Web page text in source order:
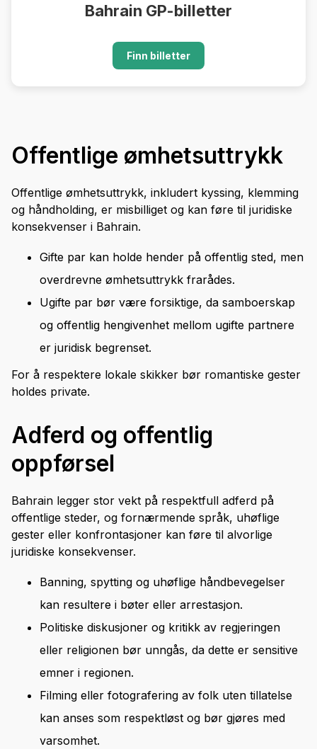
Bahrain GP-billetter
Finn billetter
Offentlige ømhetsuttrykk
Offentlige ømhetsuttrykk, inkludert kyssing, klemming
og håndholding, er misbilliget og kan føre til juridiske
konsekvenser i Bahrain.
Gifte par kan holde hender på offentlig sted, men
overdrevne ømhetsuttrykk frarådes.
Ugifte par bør være forsiktige, da samboerskap
og offentlig hengivenhet mellom ugifte partnere
er juridisk begrenset.
For å respektere lokale skikker bør romantiske gester
holdes private.
Adferd og offentlig
oppførsel
Bahrain legger stor vekt på respektfull adferd på
offentlige steder, og fornærmende språk, uhøflige
gester eller konfrontasjoner kan føre til alvorlige
juridiske konsekvenser.
Banning, spytting og uhøflige håndbevegelser
kan resultere i bøter eller arrestasjon.
Politiske diskusjoner og kritikk av regjeringen
eller religionen bør unngås, da dette er sensitive
emner i regionen.
Filming eller fotografering av folk uten tillatelse
kan anses som respektløst og bør gjøres med
varsomhet.